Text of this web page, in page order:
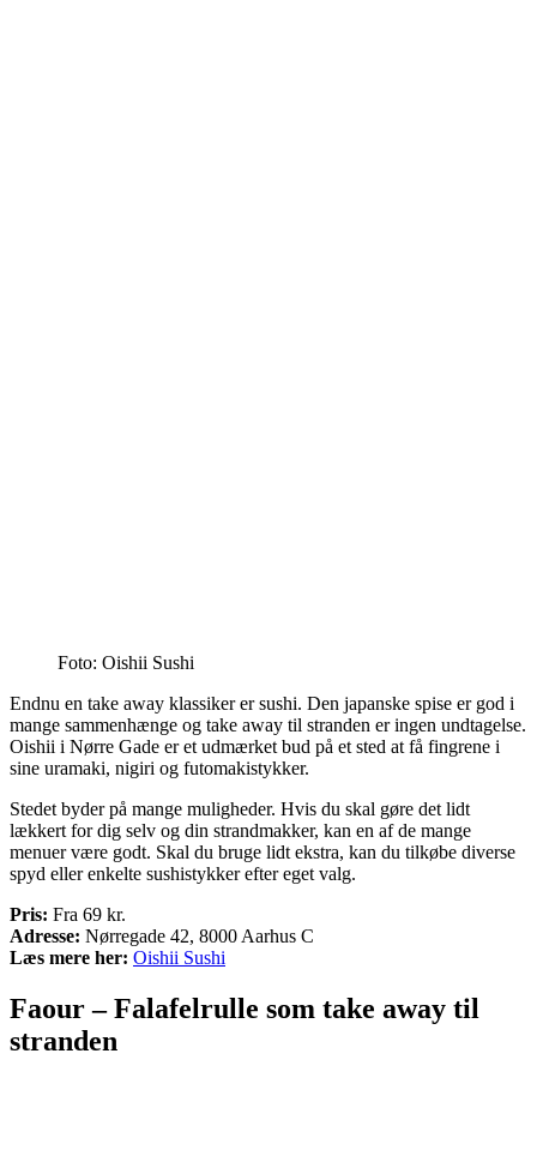
Foto: Oishii Sushi
Endnu en take away klassiker er sushi. Den japanske spise er god i
mange sammenhænge og take away til stranden er ingen undtagelse.
Oishii i Nørre Gade er et udmærket bud på et sted at få fingrene i
sine uramaki, nigiri og futomakistykker.
Stedet byder på mange muligheder. Hvis du skal gøre det lidt
lækkert for dig selv og din strandmakker, kan en af de mange
menuer være godt. Skal du bruge lidt ekstra, kan du tilkøbe diverse
spyd eller enkelte sushistykker efter eget valg.
Pris: Fra 69 kr.
Adresse: Nørregade 42, 8000 Aarhus C
Læs mere her: Oishii Sushi
Faour – Falafelrulle som take away til
stranden